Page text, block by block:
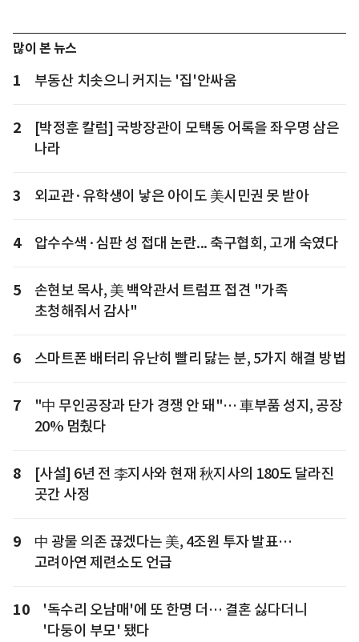
많이 본 뉴스
1 부동산 치솟으니 커지는 '집'안싸움
2
[박정훈 칼럼] 국방장관이 모택동 어록을 좌우명 삼은
나라
3 외교관·유학생이 낳은 아이도 美시민권 못 받아
4 압수수색·심판 성 접대 논란... 축구협회, 고개 숙였다
5
손현보 목사, 美 백악관서 트럼프 접견 "가족
초청해줘서 감사"
6 스마트폰 배터리 유난히 빨리 닳는 분, 5가지 해결 방법
7
"中 무인공장과 단가 경쟁 안 돼"… 車부품 성지, 공장
20% 멈췄다
8
[사설] 6년 전 李지사와 현재 秋지사의 180도 달라진
곳간 사정
9
中 광물 의존 끊겠다는 美, 4조원 투자 발표…
고려아연 제련소도 언급
10
'독수리 오남매'에 또 한명 더… 결혼 싫다더니
'다둥이 부모' 됐다